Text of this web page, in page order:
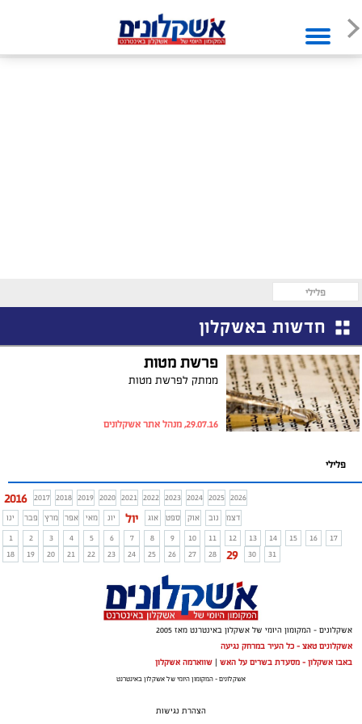
פלילי
חדשות באשקלון
פרשת מטות
ממתק לפרשת מטות
29.07.16, מנהל אתר אשקלונים
פלילי
2016 2017 2018 2019 2020 2021 2022 2023 2024 2025 2026
ינו
פבר מרץ אפר מאי יונ יול אוג ספט אוק נוב
דצמ
1
2 3 4 5 6 7 8 9 10 11 12 13 14 15 16
17
18
19 20 21 22 23 24 25 26 27 28 29 30 31
אשקלונים - המקומון היומי של אשקלון באינטרנט מאז 2005
אשקלונים טאצ - כל העיר במרחק נגיעה
באבו אשקלון - מסעדת בשרים על האש | שווארמה אשקלון
אשקלונים - המקומון היומי של אשקלון באינטרנט
הצהרת נגישות